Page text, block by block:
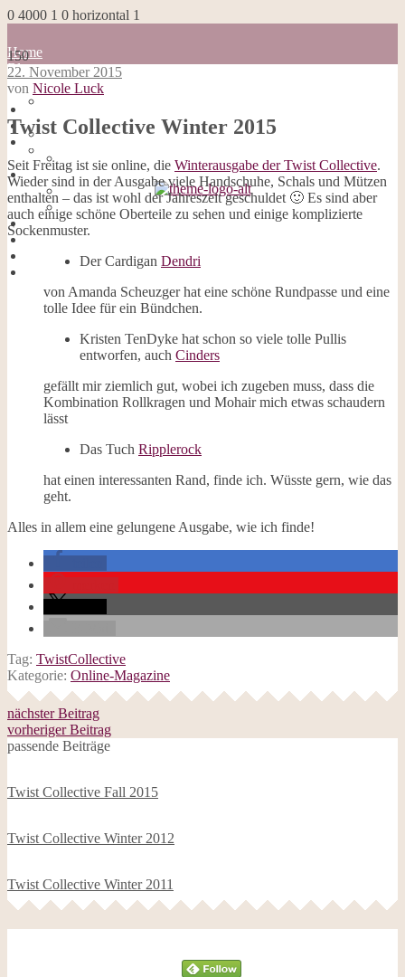
0 4000 1 0 horizontal 1
Home
Blog
about me
Impressum
Datenschutzerklärung
Galerie
Opal-Abos
Strickblogs
Hörbücher
150
Home
Blog
about me
100 Dinge
Impressum
Datenschutzerklärung
Cookies
Galerie
Opal-Abos
Strickblogs
22. November 2015
von Nicole Luck
Twist Collective Winter 2015
Seit Freitag ist sie online, die Winterausgabe der Twist Collective.
Wieder sind in der Ausgabe viele Handschuhe, Schals und Mützen
enthalten – das ist wohl der Jahreszeit geschuldet 🙂 Es sind aber
auch einige schöne Oberteile zu sehen und einige komplizierte
Sockenmuster.
Der Cardigan Dendri
von Amanda Scheuzger hat eine schöne Rundpasse und eine
tolle Idee für ein Bündchen.
Kristen TenDyke hat schon so viele tolle Pullis
entworfen, auch Cinders
gefällt mir ziemlich gut, wobei ich zugeben muss, dass die
Kombination Rollkragen und Mohair mich etwas schaudern
lässt
Das Tuch Ripplerock
hat einen interessanten Rand, finde ich. Wüsste gern, wie das
geht.
Alles in allem eine gelungene Ausgabe, wie ich finde!
Tag: TwistCollective
Kategorie: Online-Magazine
nächster Beitrag
vorheriger Beitrag
passende Beiträge
Twist Collective Fall 2015
Twist Collective Winter 2012
Twist Collective Winter 2011